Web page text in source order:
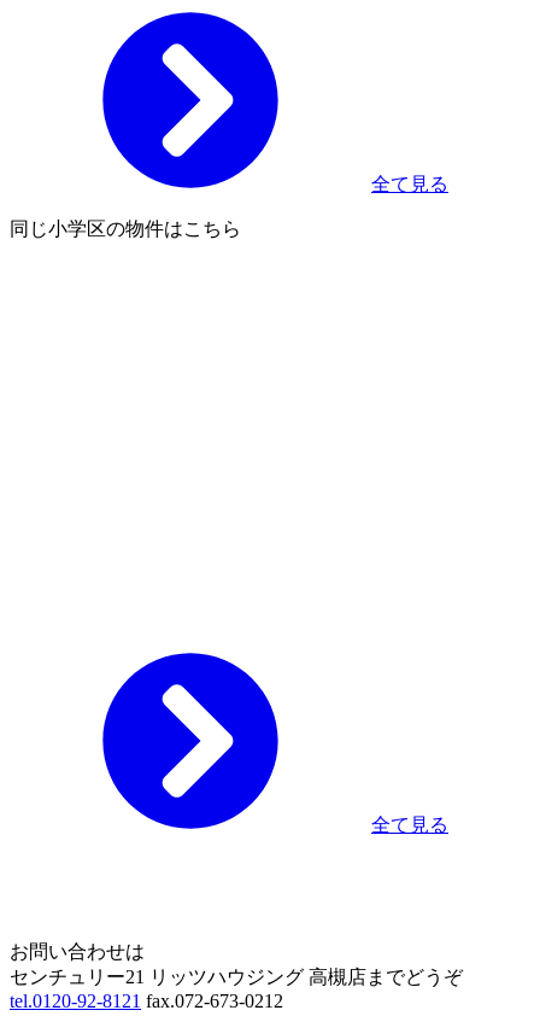
全て見る
同じ小学区の物件はこちら
全て見る
お問い合わせは
センチュリー21 リッツハウジング 高槻店までどうぞ
tel.0120-92-8121 fax.072-673-0212